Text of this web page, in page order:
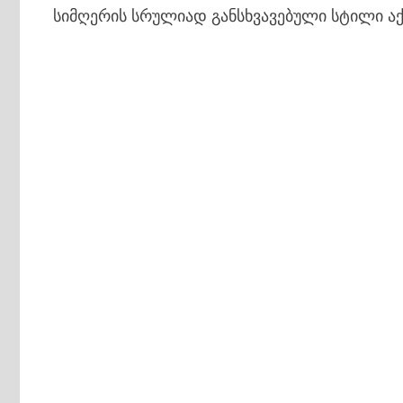
სიმღერის სრულიად განსხვავებული სტილი